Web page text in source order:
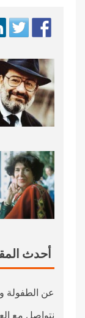
أحدث
عن الطفولة
نتواصل مع